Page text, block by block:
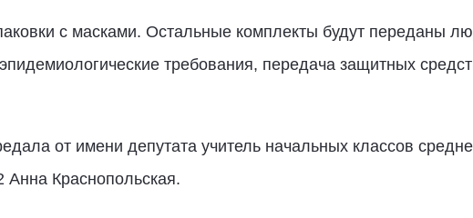
с масками. Остальные комплекты будут переданы
требования, передача защитных
от имени депутата учитель начальных классов
Краснопольская.